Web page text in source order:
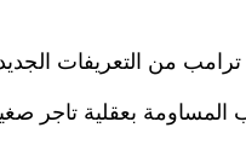
من التعريفات
بعقلية تاجر